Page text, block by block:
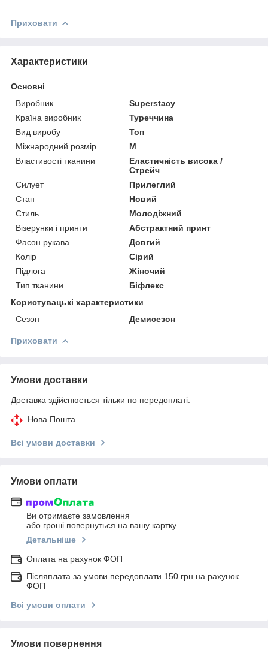
Приховати
Характеристики
Основні
Виробник
Superstacy
Країна виробник
Туреччина
Вид виробу
Топ
Міжнародний розмір
M
Властивості тканини
Еластичність висока /
Стрейч
Силует
Прилеглий
Стан
Новий
Стиль
Молодіжний
Візерунки і принти
Абстрактний принт
Фасон рукава
Довгий
Колір
Сірий
Підлога
Жіночий
Тип тканини
Біфлекс
Користувацькi характеристики
Сезон
Демисезон
Приховати
Умови доставки
Доставка здійснюється тільки по передоплаті.
Нова Пошта
Всі умови доставки
Умови оплати
Ви отримаєте замовлення
або гроші повернуться на вашу картку
Детальніше
Оплата на рахунок ФОП
Післяплата за умови передоплати 150 грн на рахунок
ФОП
Всі умови оплати
Умови повернення